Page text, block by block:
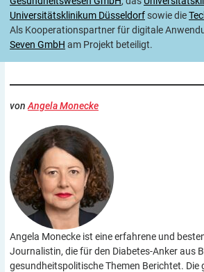
Universitätsklinikum Düsseldorf sowie die
Als Kooperationspartner für digitale
Seven GmbH am Projekt beteiligt.
von Angela Monecke
Angela Monecke ist eine erfahrene und
Journalistin, die für den Diabetes-Anker aus
gesundheitspolitische Themen Berichtet. Die